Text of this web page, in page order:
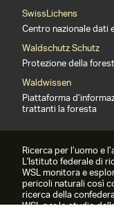
SwissLichens
Centro nazionale dati
Waldschutz Schutz
Protezione della
Waldwissen
Piattaforma
trattanti la foresta
Ricerca per l’uomo e
L'Istituto federale di
WSL monitora e
pericoli naturali così
ricerca della